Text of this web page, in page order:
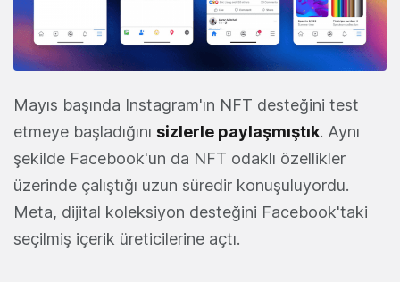
Mayıs başında Instagram'ın NFT desteğini test
etmeye başladığını sizlerle paylaşmıştık. Aynı
şekilde Facebook'un da NFT odaklı özellikler
üzerinde çalıştığı uzun süredir konuşuluyordu.
Meta, dijital koleksiyon desteğini Facebook'taki
seçilmiş içerik üreticilerine açtı.